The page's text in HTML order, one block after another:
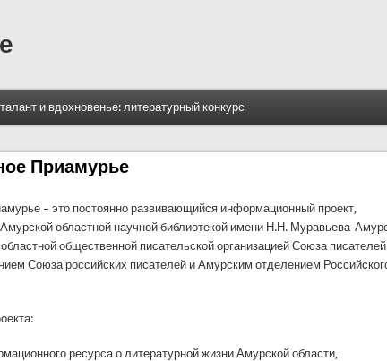
и вдохновенье: литературный конкурс
Приамурье
– это постоянно развивающийся информационный проект,
областной научной библиотекой имени Н.Н. Муравьева-
общественной писательской организацией Союза писателей
Союза российских писателей и Амурским отделением
ресурса о литературной жизни Амурской области,